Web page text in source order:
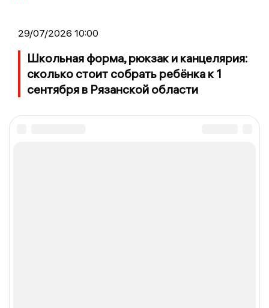
29/07/2026 10:00
Школьная форма, рюкзак и канцелярия:
сколько стоит собрать ребёнка к 1
сентября в Рязанской области